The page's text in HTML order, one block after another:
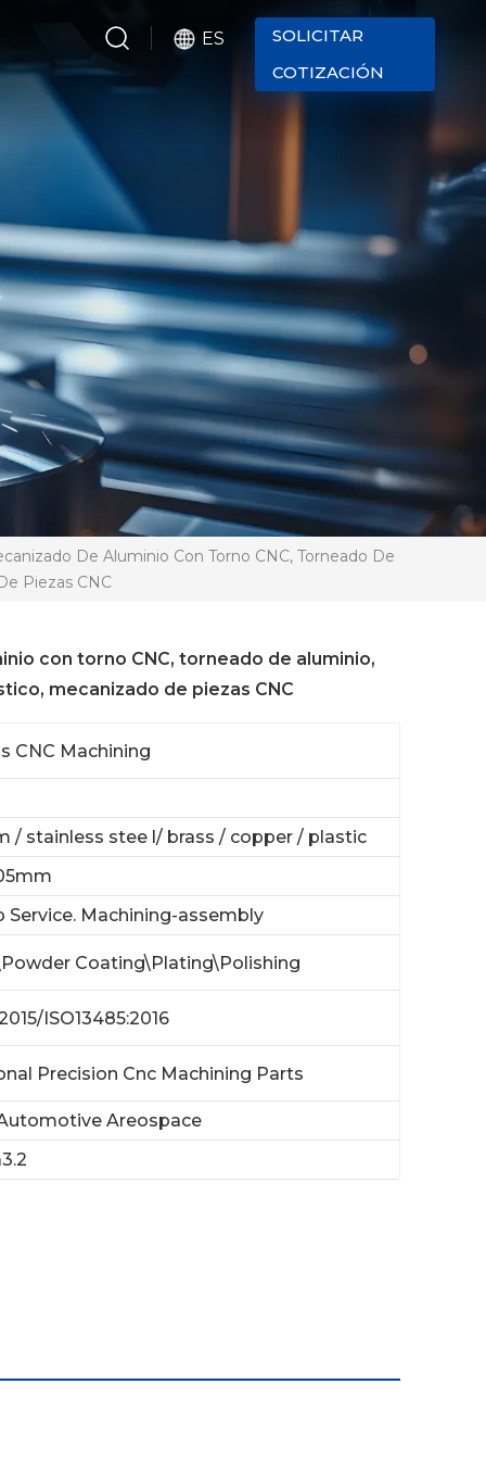
ES
SOLICITAR
COTIZACIÓN
De Aluminio Con Torno CNC, Torneado De
Piezas CNC
con torno CNC, torneado de aluminio,
mecanizado de piezas CNC
CNC Machining
/ stainless stee l/ brass / copper / plastic
Service. Machining-assembly
Coating\Plating\Polishing
ISO13485:2016
Precision Cnc Machining Parts
Areospace